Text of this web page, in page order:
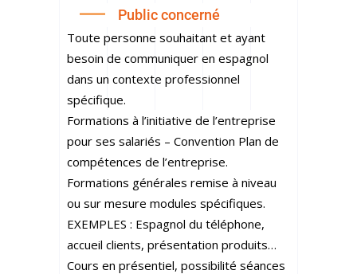
Public concerné
Toute personne souhaitant et ayant
besoin de communiquer en espagnol
dans un contexte professionnel
spécifique.
Formations à l’initiative de l’entreprise
pour ses salariés – Convention Plan de
compétences de l’entreprise.
Formations générales remise à niveau
ou sur mesure modules spécifiques.
EXEMPLES : Espagnol du téléphone,
accueil clients, présentation produits…
Cours en présentiel, possibilité séances